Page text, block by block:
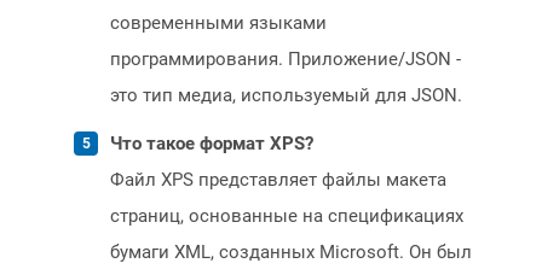
современными языками
программирования. Приложение/JSON -
это тип медиа, используемый для JSON.
Что такое формат XPS?
Файл XPS представляет файлы макета
страниц, основанные на спецификациях
бумаги XML, созданных Microsoft. Он был